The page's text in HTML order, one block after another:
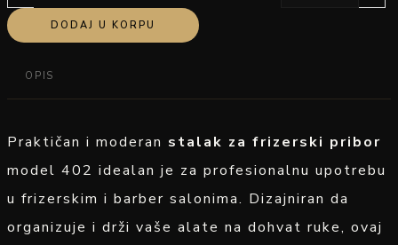
DODAJ U KORPU
OPIS
Praktičan i moderan stalak za frizerski pribor
model 402 idealan je za profesionalnu upotrebu
u frizerskim i barber salonima. Dizajniran da
organizuje i drži vaše alate na dohvat ruke, ovaj